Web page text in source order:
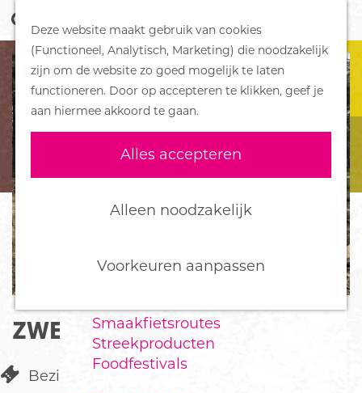
Deze website maakt gebruik van cookies
(Functioneel, Analytisch, Marketing) die noodzakelijk
zijn om de website zo goed mogelijk te laten
functioneren. Door op accepteren te klikken, geef je
aan hiermee akkoord te gaan.
Alles accepteren
Alleen noodzakelijk
Voorkeuren aanpassen
G
a
n
a
e
h
o
m
e
p
a
g
e
o
e
k
e
n
M
e
n
u
DORPEN
Bennekom
De Klomp
Deelen
Ederveen
Harskamp
Hoenderloo
Wekerom
Smaakfietsroutes
Streekproducten
Foodfestivals
ZWEEDS VERLANGEN
Bezienswaardigheid